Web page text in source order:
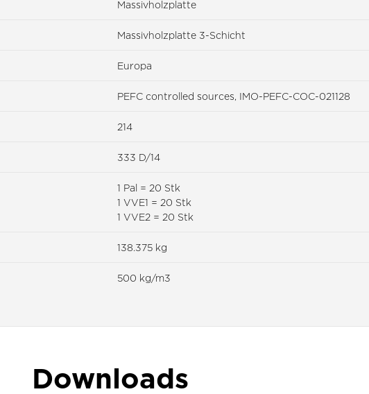
Massivholzplatte
Massivholzplatte 3-Schicht
Europa
PEFC controlled sources, IMO-PEFC-COC-021128
214
333 D/14
1 Pal = 20 Stk
1 VVE1 = 20 Stk
1 VVE2 = 20 Stk
138.375 kg
500 kg/m3
Downloads